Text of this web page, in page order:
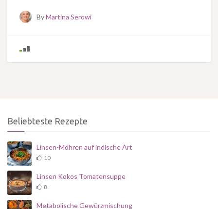
ByMartina Serowi
Beliebteste Rezepte
Linsen-Möhren auf indische Art
10
Linsen Kokos Tomatensuppe
8
Metabolische Gewürzmischung